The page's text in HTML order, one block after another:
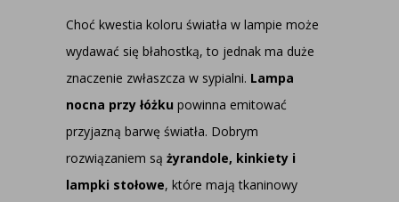
Choć kwestia koloru światła w lampie może
wydawać się błahostką, to jednak ma duże
znaczenie zwłaszcza w sypialni. Lampa
nocna przy łóżku powinna emitować
przyjazną barwę światła. Dobrym
rozwiązaniem są żyrandole, kinkiety i
lampki stołowe, które mają tkaninowy